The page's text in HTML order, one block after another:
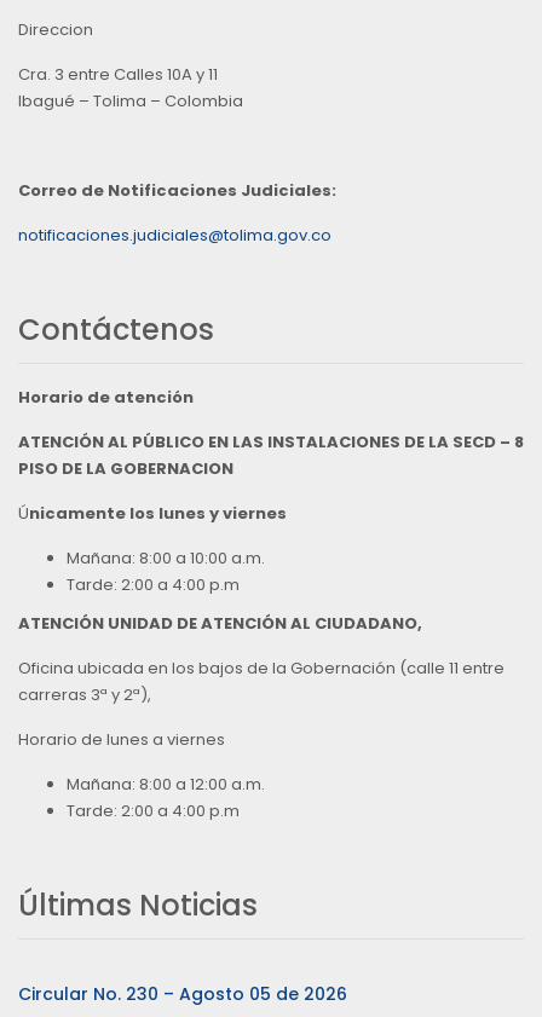
Direccion
Cra. 3 entre Calles 10A y 11
Ibagué – Tolima – Colombia
Correo de Notificaciones Judiciales:
notificaciones.judiciales@tolima.gov.co
Contáctenos
Horario de atención
ATENCIÓN AL PÚBLICO EN LAS INSTALACIONES DE LA SECD – 8
PISO DE LA GOBERNACION
Únicamente los lunes y viernes
Mañana: 8:00 a 10:00 a.m.
Tarde: 2:00 a 4:00 p.m
ATENCIÓN UNIDAD DE ATENCIÓN AL CIUDADANO,
Oficina ubicada en los bajos de la Gobernación (calle 11 entre
carreras 3ª y 2ª),
Horario de lunes a viernes
Mañana: 8:00 a 12:00 a.m.
Tarde: 2:00 a 4:00 p.m
Últimas Noticias
Circular No. 230 – Agosto 05 de 2026